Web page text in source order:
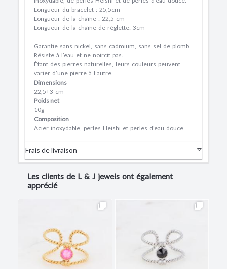
Longueur du bracelet : 25,5cm
Longueur de la chaîne : 22,5 cm
Longueur de la chaîne de réglette: 3cm
Garantie sans nickel, sans cadmium, sans sel de plomb.
Résiste à l’eau et ne noircit pas.
Étant des pierres naturelles, leurs couleurs peuvent
varier d’une pierre à l’autre.
Dimensions
22,5+3 cm
Poids net
10g
Composition
Acier inoxydable, perles Heishi et perles d'eau douce
Frais de livraison
Les clients de L & J jewels ont également
apprécié